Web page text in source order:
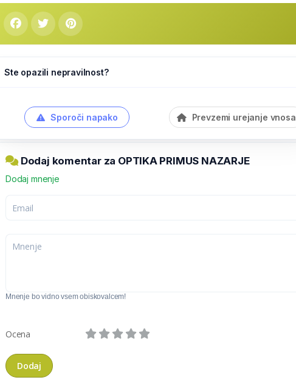
Ste opazili nepravilnost?
Sporoči napako Prevzemi urejanje vnosa
Dodaj komentar za OPTIKA PRIMUS NAZARJE
Dodaj mnenje
Mnenje bo vidno vsem obiskovalcem!
Ocena